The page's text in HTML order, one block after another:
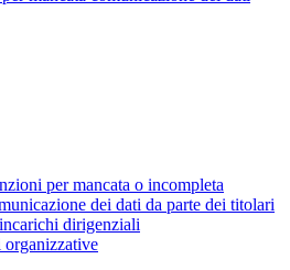
per mancata o incompleta
dei dati da parte dei titolari
dirigenziali
organizzative